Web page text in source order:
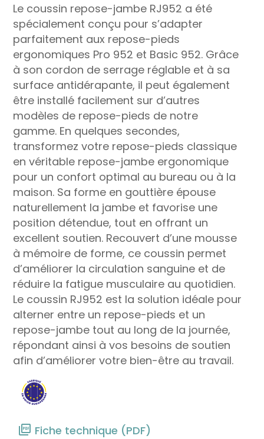
Le coussin repose-jambe RJ952 a été
spécialement conçu pour s’adapter
parfaitement aux repose-pieds
ergonomiques Pro 952 et Basic 952. Grâce
à son cordon de serrage réglable et à sa
surface antidérapante, il peut également
être installé facilement sur d’autres
modèles de repose-pieds de notre
gamme. En quelques secondes,
transformez votre repose-pieds classique
en véritable repose-jambe ergonomique
pour un confort optimal au bureau ou à la
maison. Sa forme en gouttière épouse
naturellement la jambe et favorise une
position détendue, tout en offrant un
excellent soutien. Recouvert d’une mousse
à mémoire de forme, ce coussin permet
d’améliorer la circulation sanguine et de
réduire la fatigue musculaire au quotidien.
Le coussin RJ952 est la solution idéale pour
alterner entre un repose-pieds et un
repose-jambe tout au long de la journée,
répondant ainsi à vos besoins de soutien
afin d’améliorer votre bien-être au travail.
Fiche technique (PDF)